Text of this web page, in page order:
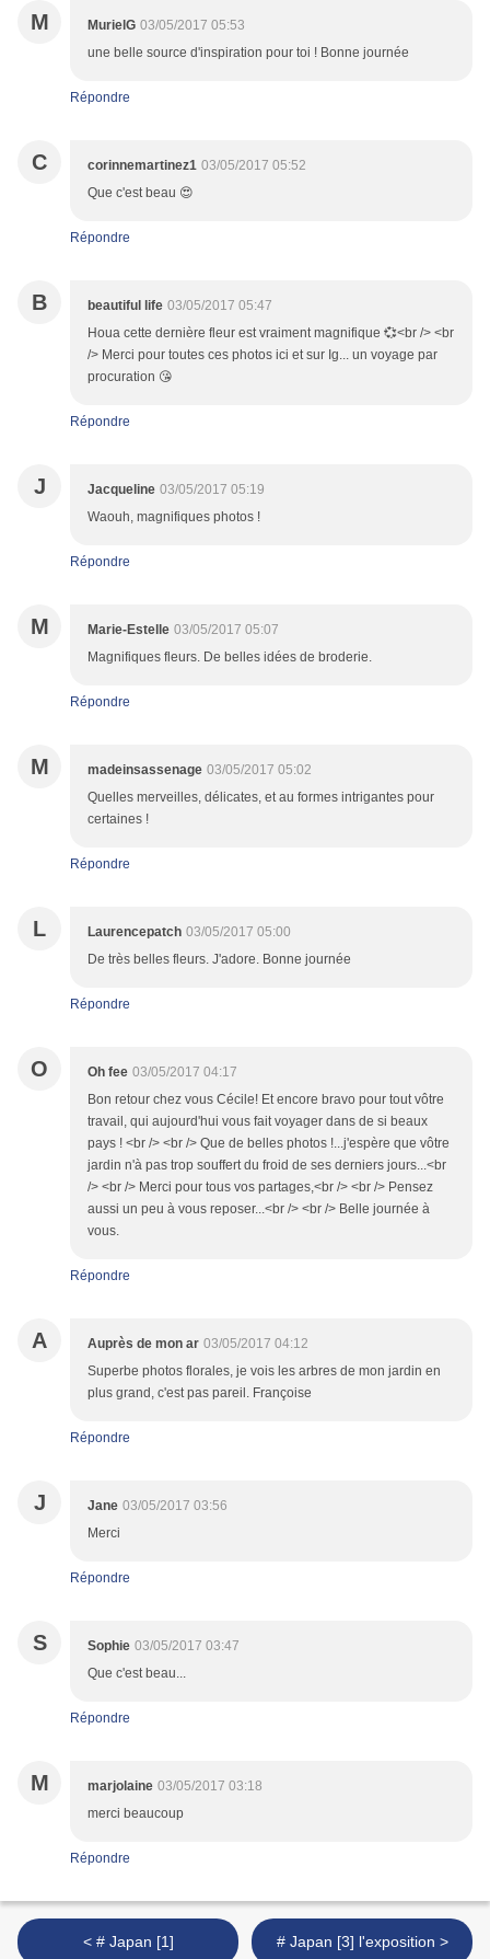
M MurielG 03/05/2017 05:53
une belle source d'inspiration pour toi ! Bonne journée
Répondre
C corinnemartinez1 03/05/2017 05:52
Que c'est beau 😍
Répondre
B beautiful life 03/05/2017 05:47
Houa cette dernière fleur est vraiment magnifique 💞<br /> <br
/> Merci pour toutes ces photos ici et sur Ig... un voyage par
procuration 😘
Répondre
J Jacqueline 03/05/2017 05:19
Waouh, magnifiques photos !
Répondre
M Marie-Estelle 03/05/2017 05:07
Magnifiques fleurs. De belles idées de broderie.
Répondre
M madeinsassenage 03/05/2017 05:02
Quelles merveilles, délicates, et au formes intrigantes pour
certaines !
Répondre
L Laurencepatch 03/05/2017 05:00
De très belles fleurs. J'adore. Bonne journée
Répondre
O Oh fee 03/05/2017 04:17
Bon retour chez vous Cécile! Et encore bravo pour tout vôtre
travail, qui aujourd'hui vous fait voyager dans de si beaux
pays ! <br /> <br /> Que de belles photos !...j'espère que vôtre
jardin n'à pas trop souffert du froid de ses derniers jours...<br
/> <br /> Merci pour tous vos partages,<br /> <br /> Pensez
aussi un peu à vous reposer...<br /> <br /> Belle journée à
vous.
Répondre
A Auprès de mon ar 03/05/2017 04:12
Superbe photos florales, je vois les arbres de mon jardin en
plus grand, c'est pas pareil. Françoise
Répondre
J Jane 03/05/2017 03:56
Merci
Répondre
S Sophie 03/05/2017 03:47
Que c'est beau...
Répondre
M marjolaine 03/05/2017 03:18
merci beaucoup
Répondre
< # Japan [1] # Japan [3] l'exposition >